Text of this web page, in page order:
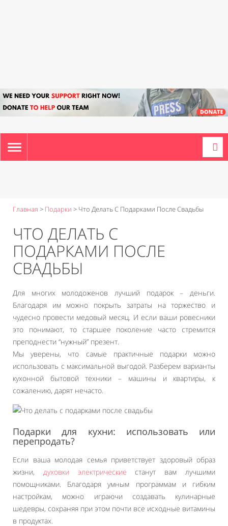
TOGGLE
NAVIGATION
Главная > Подарки > Что Делать С Подарками После Свадьбы
ЧТО ДЕЛАТЬ С
ПОДАРКАМИ ПОСЛЕ
СВАДЬБЫ
Для многих молодоженов лучший подарок – деньги.
Благодаря им можно покрыть затраты на торжество и
чудесно провести медовый месяц. И если ваши ровесники
это понимают, то старшее поколение часто стремится
преподнести “нужный” презент.
Мы уверены, что самые практичные подарки можно
использовать с максимальной выгодой. Разберем варианты
кухонной бытовой техники – машины и квартиры, к
сожалению, дарят нечасто.
Подарки для кухни: использовать или
перепродать?
Если ваша молодая семья приветствует здоровый образ
жизни, духовки электрические станут вам лучшими
помощниками. Благодаря умным программам и гибким
настройкам, можно играючи создавать кулинарные
шедевры, сохраняя при этом почти все исходные витамины
в продуктах.